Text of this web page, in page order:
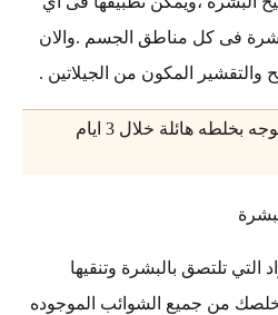
فى كل مناطق الجسم .والان
المكون من الجيلاتين .
ماسك الجيلاتين وتبيض الوجه بخلطه هائلة خلال 3 ايام
التي تلتصق بالبشرة وتنقيها
من جميع الشوائب الموجوده